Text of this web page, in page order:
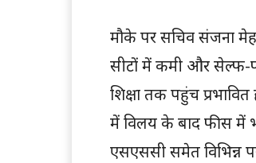
मौके पर सचिव संजना
सीटों में कमी और सेल्फ-
शिक्षा तक पहुंच
में विलय के बाद फीस में
एसएससी समेत विभिन्न